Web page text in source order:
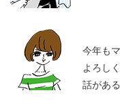
今年も
よろし
話があ